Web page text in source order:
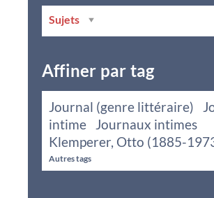
Sujets
Affiner par tag
Journal (genre littéraire)
intime
Journaux intimes
Klemperer, Otto (1885-
Autres tags